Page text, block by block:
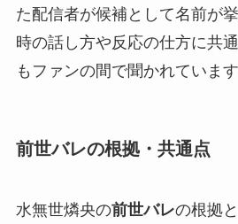
た配信者が候補として名前が
時の話し方や反応の仕方に共
もファンの間で聞かれています
前世バレの根拠・共通点
水無世燐央の前世バレの根拠